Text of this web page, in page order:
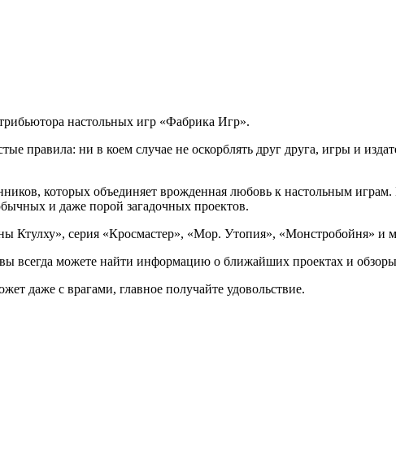
настольных игр «Фабрика Игр».
правила: ни в коем случае не оскорблять друг друга, игры и
которых объединяет врожденная любовь к настольным играм.
и даже порой загадочных проектов.
Ктулху», серия «Кросмастер», «Мор. Утопия», «Монстробойня» и
всегда можете найти информацию о ближайших проектах и
даже с врагами, главное получайте удовольствие.